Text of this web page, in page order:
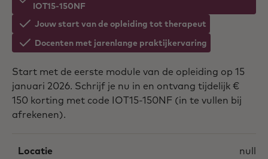
IOT15-150NF
Jouw start van de opleiding tot therapeut
Docenten met jarenlange praktijkervaring
Start met de eerste module van de opleiding op 15
januari 2026. Schrijf je nu in en ontvang tijdelijk €
150 korting met code IOT15-150NF (in te vullen bij
afrekenen).
Locatie null